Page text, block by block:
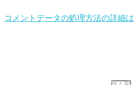
コメントデータの処理方法の詳細は